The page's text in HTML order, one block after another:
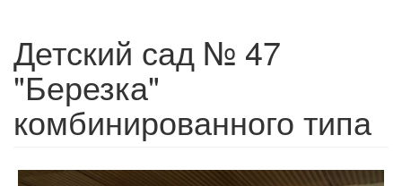
Детский сад № 47
"Березка"
комбинированного типа